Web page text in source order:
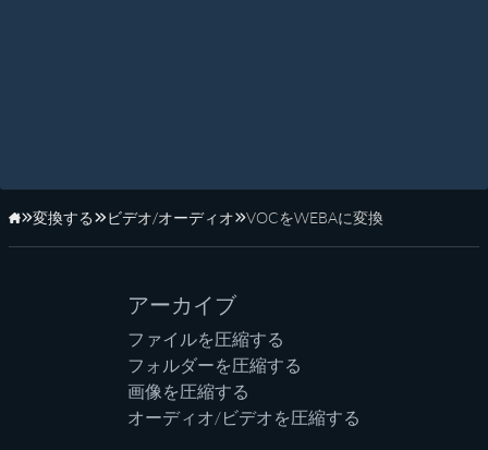
ホーム
変換する ビデオ/オーディオ VOCをWEBAに変換
アーカイブ
ファイルを圧縮する
フォルダーを圧縮する
画像を圧縮する
オーディオ/ビデオを圧縮する